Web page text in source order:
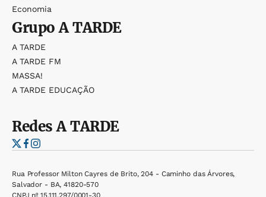
Economia
GrupoA TARDE
A TARDE
A TARDE FM
MASSA!
A TARDE EDUCAÇÃO
RedesA TARDE
Rua Professor Milton Cayres de Brito, 204 - Caminho das Árvores,
Salvador - BA, 41820-570
CNPJ nº 15.111.297/0001-30